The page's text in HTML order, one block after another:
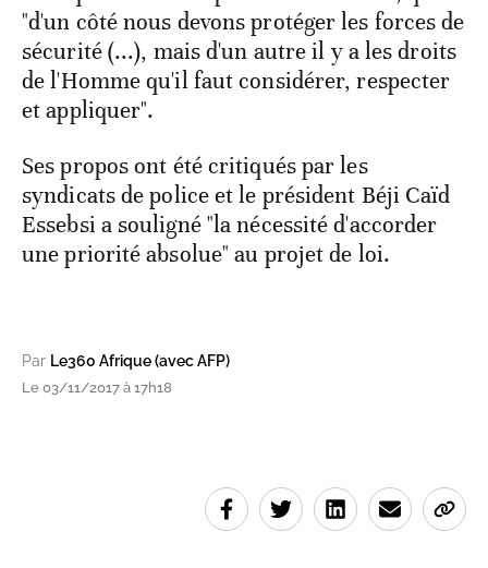
"d'un côté nous devons protéger les forces de
sécurité (...), mais d'un autre il y a les droits
de l'Homme qu'il faut considérer, respecter
et appliquer".
Ses propos ont été critiqués par les
syndicats de police et le président Béji Caïd
Essebsi a souligné "la nécessité d'accorder
une priorité absolue" au projet de loi.
Par Le360 Afrique (avec AFP)
Le 03/11/2017 à 17h18